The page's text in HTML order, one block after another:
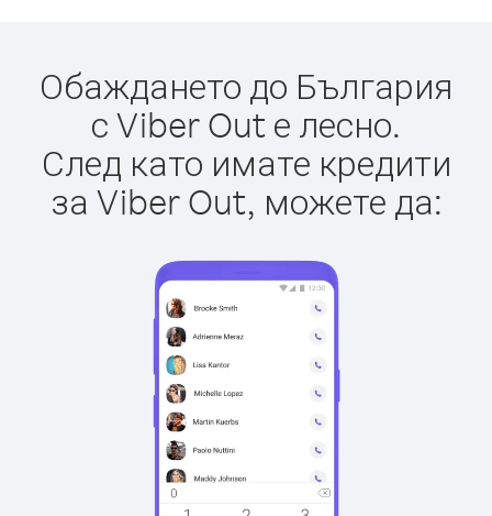
Обаждането до България
с Viber Out е лесно.
След като имате кредити
за Viber Out, можете да: